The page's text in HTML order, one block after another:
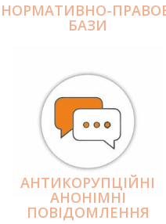
НОРМАТИВНО-
БАЗИ
АНТИКОРУПЦІЙНІ
АНОНІМНІ
ПОВІДОМЛЕННЯ